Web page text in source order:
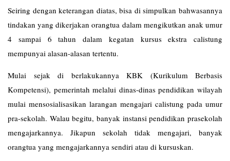
Seiring dengan keterangan diatas, bisa di simpulkan bahwasannya
tindakan yang dikerjakan orangtua dalam mengikutkan anak umur
4 sampai 6 tahun dalam kegatan kursus ekstra calistung
mempunyai alasan-alasan tertentu.
Mulai sejak di berlakukannya KBK (Kurikulum Berbasis
Kompetensi), pemerintah melalui dinas-dinas pendidikan wilayah
mulai mensosialisasikan larangan mengajari calistung pada umur
pra-sekolah. Walau begitu, banyak instansi pendidikan prasekolah
mengajarkannya. Jikapun sekolah tidak mengajari, banyak
orangtua yang mengajarkannya sendiri atau di kursuskan.